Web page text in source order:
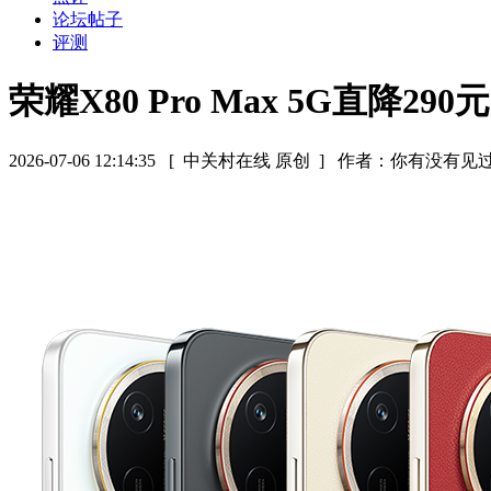
论坛帖子
评测
荣耀X80 Pro Max 5G直降290元
2026-07-06 12:14:35 [ 中关村在线 原创 ] 作者：你有没有见